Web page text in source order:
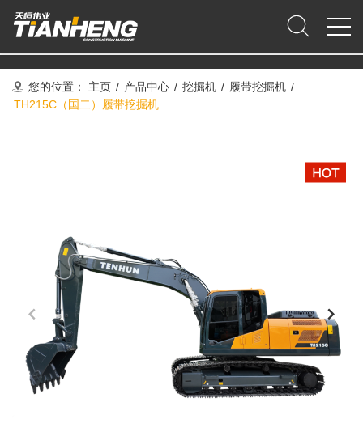
您的位置： 主页 / 产品中心 / 挖掘机 / 履带挖掘机 /
TH215C（国二）履带挖掘机